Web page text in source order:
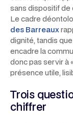
sans dispositif de
Le cadre
des Barreaux
dignité, tandis que
encadre la
donc pas servir à
présence utile,
Trois
chiffrer